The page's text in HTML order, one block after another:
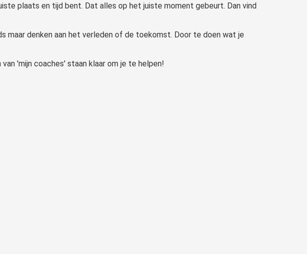
plaats en tijd bent. Dat alles op het juiste moment gebeurt. Dan vind
denken aan het verleden of de toekomst. Door te doen wat je
'mijn coaches' staan klaar om je te helpen!